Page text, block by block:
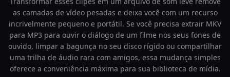
as camadas de vídeo pesadas e deixa você com um recurso
incrivelmente pequeno e portátil. Se você precisa extrair MKV
para MP3 para ouvir o diálogo de um filme nos seus fones de
ouvido, limpar a bagunça no seu disco rígido ou compartilhar
uma trilha de áudio rara com amigos, essa mudança simples
oferece a conveniência máxima para sua biblioteca de mídia.